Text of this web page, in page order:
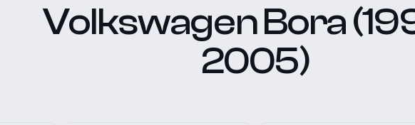
Volkswagen Bora
2005)